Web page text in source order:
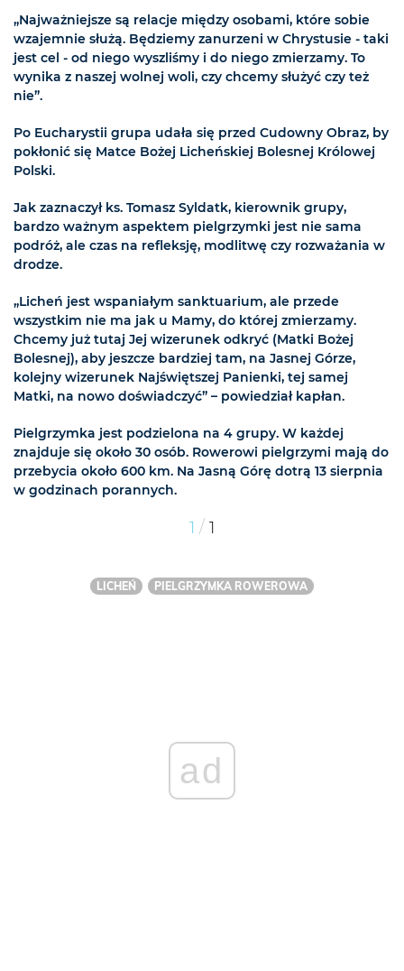
„Najważniejsze są relacje między osobami, które sobie
wzajemnie służą. Będziemy zanurzeni w Chrystusie - taki
jest cel - od niego wyszliśmy i do niego zmierzamy. To
wynika z naszej wolnej woli, czy chcemy służyć czy też
nie”.
Po Eucharystii grupa udała się przed Cudowny Obraz, by
pokłonić się Matce Bożej Licheńskiej Bolesnej Królowej
Polski.
Jak zaznaczył ks. Tomasz Syldatk, kierownik grupy,
bardzo ważnym aspektem pielgrzymki jest nie sama
podróż, ale czas na refleksję, modlitwę czy rozważania w
drodze.
„Licheń jest wspaniałym sanktuarium, ale przede
wszystkim nie ma jak u Mamy, do której zmierzamy.
Chcemy już tutaj Jej wizerunek odkryć (Matki Bożej
Bolesnej), aby jeszcze bardziej tam, na Jasnej Górze,
kolejny wizerunek Najświętszej Panienki, tej samej
Matki, na nowo doświadczyć” – powiedział kapłan.
Pielgrzymka jest podzielona na 4 grupy. W każdej
znajduje się około 30 osób. Rowerowi pielgrzymi mają do
przebycia około 600 km. Na Jasną Górę dotrą 13 sierpnia
w godzinach porannych.
1 / 1
LICHEŃ PIELGRZYMKA ROWEROWA
ad